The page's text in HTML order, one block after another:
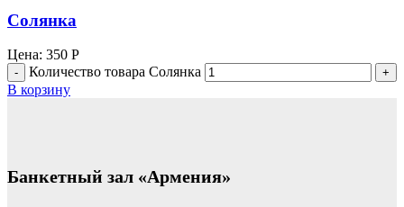
Солянка
Цена: 350 Р
Количество товара Солянка
В корзину
Банкетный зал «Армения»